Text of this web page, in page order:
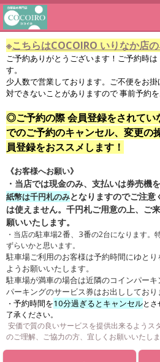
※こちらはCOCOIRO いりなか店
ご予約ありがとうございます！ご予約時
す。
少人数で営業しております。ご不便をお
対できないことがありますので 事前予約を
◎ご予約の際 会員登録をされてい
でのご予約のキャンセル、変更の
員登録をおススメします！
《お客様へお願い》
・当店では現金のみ、支払いは券売機
紙幣は千円札のみとなりますのでご注
は使えません。千円札ご用意の上、ご
願いいたします。
・当店の駐車場2番、3番の2台になります。
ずらいかと思います。
駐車場ご利用のお客様は予約時間にゆと
ようお願いいたします。
駐車場が満車の場合は近隣のコインパー
パーキングのサービス券はお出ししており
・ 予約時間を10分過ぎるとキャンセルと
了承ください。
安価で質の良いサービスを提供出来るようス
のご理解、ご協力の方、宜しくお願いいたしま